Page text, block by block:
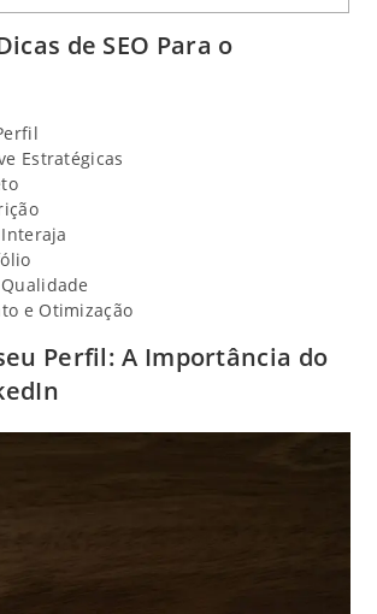
de SEO Para o
Estratégicas
e Otimização
Perfil: A Importância do